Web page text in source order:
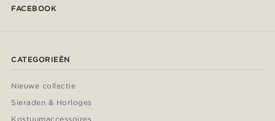
FACEBOOK
CATEGORIEËN
Nieuwe collectie
Sieraden & Horloges
Kostuumaccessoires